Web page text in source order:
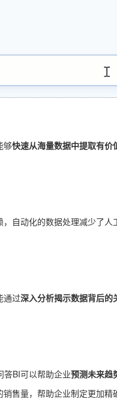
够快速从海量数据中提取有价
自动化的数据处理减少了
通过深入分析揭示数据背后的
答BI可以帮助企业预测未来趋
售量，帮助企业制定更加精